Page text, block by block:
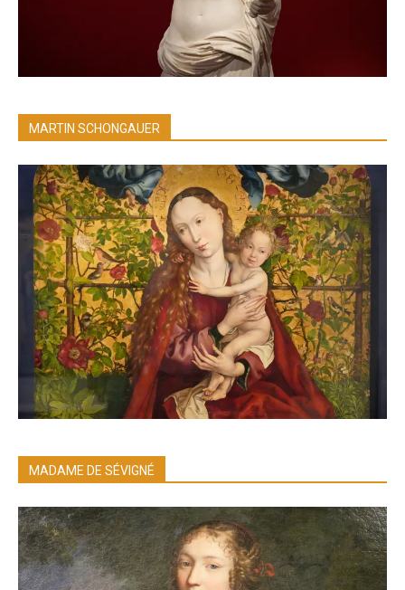
MARTIN SCHONGAUER
MADAME DE SÉVIGNÉ